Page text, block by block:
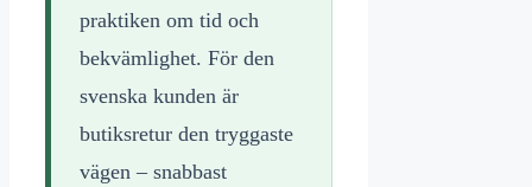
praktiken om tid och
bekvämlighet. För den
svenska kunden är
butiksretur den tryggaste
vägen – snabbast